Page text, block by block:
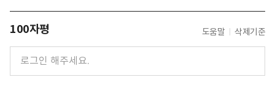
100자평 도움말 삭제기준